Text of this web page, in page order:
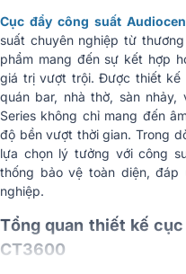
Crosstalk
Độ ồn ratio
Hệ số giảm chấn
Mạch khuếch đại
Cổng kết nối đầu vào
Cổng kết nối đầu ra
Cục đẩy công suất
suất chuyên nghiệp từ
phẩm mang đến sự kết hợp
giá trị vượt trội. Được thiết kế
quán bar, nhà thờ, sàn
Series không chỉ mang đến
độ bền vượt thời gian. Trong
lựa chọn lý tưởng với công
thống bảo vệ toàn diện, đáp
nghiệp.
Tổng quan thiết kế
CT3600